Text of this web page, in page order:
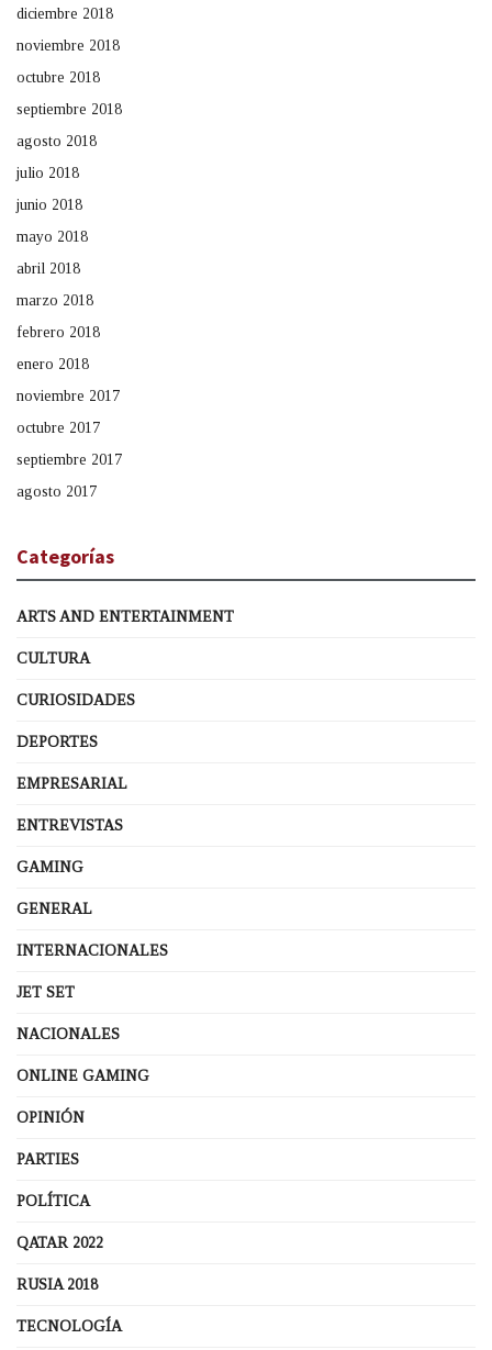
diciembre 2018
noviembre 2018
octubre 2018
septiembre 2018
agosto 2018
julio 2018
junio 2018
mayo 2018
abril 2018
marzo 2018
febrero 2018
enero 2018
noviembre 2017
octubre 2017
septiembre 2017
agosto 2017
Categorías
ARTS AND ENTERTAINMENT
CULTURA
CURIOSIDADES
DEPORTES
EMPRESARIAL
ENTREVISTAS
GAMING
GENERAL
INTERNACIONALES
JET SET
NACIONALES
ONLINE GAMING
OPINIÓN
PARTIES
POLÍTICA
QATAR 2022
RUSIA 2018
TECNOLOGÍA